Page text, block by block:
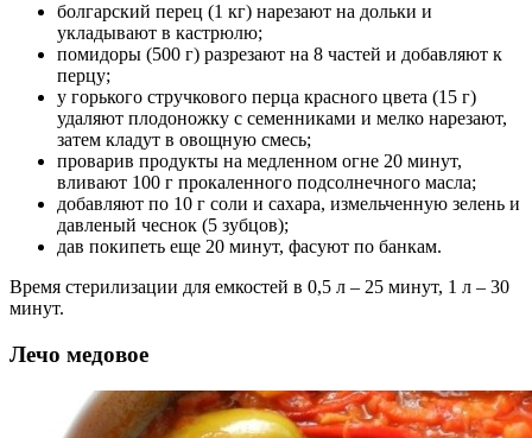
болгарский перец (1 кг) нарезают на дольки и
укладывают в кастрюлю;
помидоры (500 г) разрезают на 8 частей и добавляют к
перцу;
у горького стручкового перца красного цвета (15 г)
удаляют плодоножку с семенниками и мелко нарезают,
затем кладут в овощную смесь;
проварив продукты на медленном огне 20 минут,
вливают 100 г прокаленного подсолнечного масла;
добавляют по 10 г соли и сахара, измельченную зелень и
давленый чеснок (5 зубцов);
дав покипеть еще 20 минут, фасуют по банкам.
Время стерилизации для емкостей в 0,5 л – 25 минут, 1 л – 30
минут.
Лечо медовое